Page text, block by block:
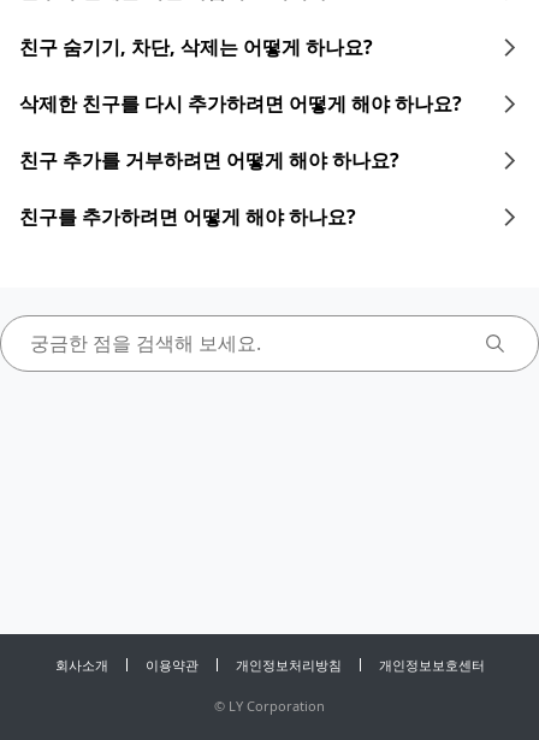
친구 숨기기, 차단, 삭제는 어떻게 하나요?
삭제한 친구를 다시 추가하려면 어떻게 해야 하나요?
친구 추가를 거부하려면 어떻게 해야 하나요?
친구를 추가하려면 어떻게 해야 하나요?
회사소개 이용약관 개인정보처리방침 개인정보보호센터
© LY Corporation